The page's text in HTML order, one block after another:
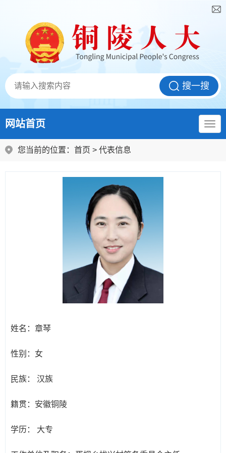
网站首页
您当前的位置： 首页 > 代表信息
姓名： 章琴
性别： 女
民族： 汉族
籍贯： 安徽铜陵
学历： 大专